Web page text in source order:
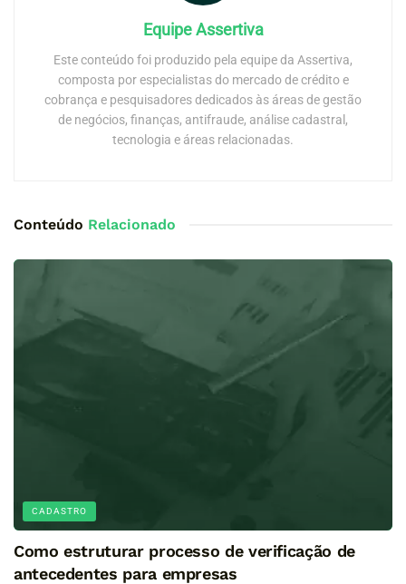
Equipe Assertiva
Este conteúdo foi produzido pela equipe da Assertiva,
composta por especialistas do mercado de crédito e
cobrança e pesquisadores dedicados às áreas de gestão
de negócios, finanças, antifraude, análise cadastral,
tecnologia e áreas relacionadas.
Conteúdo Relacionado
CADASTRO
Como estruturar processo de verificação de
antecedentes para empresas